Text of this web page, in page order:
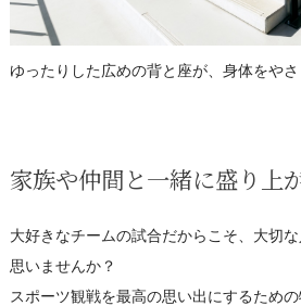
ゆったりした広めの背と座が、身体をや
家族や仲間と一緒に盛り上
大好きなチームの試合だからこそ、大切
思いませんか？
スポーツ観戦を最高の思い出にするため